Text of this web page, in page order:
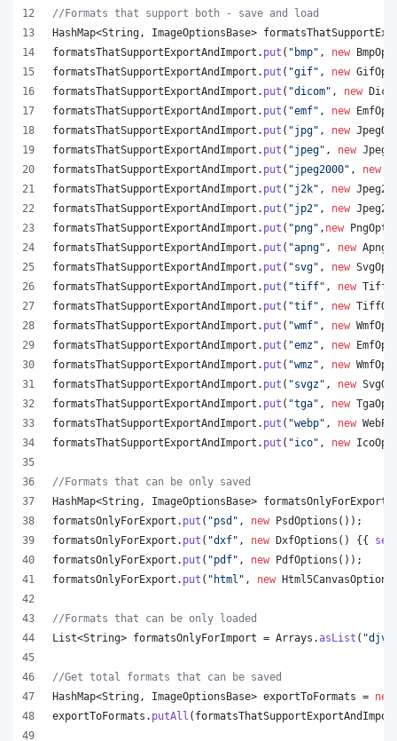
//Formats that support both - save and load
HashMap<String , ImageOptionsBase>
formatsThatSupportExportAndImport . put ( "bmp" , new
formatsThatSupportExportAndImport . put ( "gif" , new
formatsThatSupportExportAndImport . put ( "dicom" , new
formatsThatSupportExportAndImport . put ( "emf" , new
formatsThatSupportExportAndImport . put ( "jpg" , new
formatsThatSupportExportAndImport . put ( "jpeg" , new
formatsThatSupportExportAndImport . put ( "jpeg2000" , new
formatsThatSupportExportAndImport . put ( "j2k" , new
formatsThatSupportExportAndImport . put ( "jp2" , new
formatsThatSupportExportAndImport . put ( "png" , new
formatsThatSupportExportAndImport . put ( "apng" , new
formatsThatSupportExportAndImport . put ( "svg" , new
formatsThatSupportExportAndImport . put ( "tiff" , new
formatsThatSupportExportAndImport . put ( "tif" , new
formatsThatSupportExportAndImport . put ( "wmf" , new
formatsThatSupportExportAndImport . put ( "emz" , new
formatsThatSupportExportAndImport . put ( "wmz" , new
formatsThatSupportExportAndImport . put ( "svgz" , new
formatsThatSupportExportAndImport . put ( "tga" , new
formatsThatSupportExportAndImport . put ( "webp" , new
formatsThatSupportExportAndImport . put ( "ico" , new
//Formats that can be only saved
HashMap<String , ImageOptionsBase> formatsOnlyForExport
formatsOnlyForExport . put ( "psd" , new PsdOptions ());
formatsOnlyForExport . put ( "dxf" , new DxfOptions () {{
formatsOnlyForExport . put ( "pdf" , new PdfOptions ());
formatsOnlyForExport . put ( "html" , new Html5CanvasOptions
//Formats that can be only loaded
List<String> formatsOnlyForImport = Arrays .asList (
//Get total formats that can be saved
HashMap<String , ImageOptionsBase> exportToFormats = new
exportToFormats . putAll (